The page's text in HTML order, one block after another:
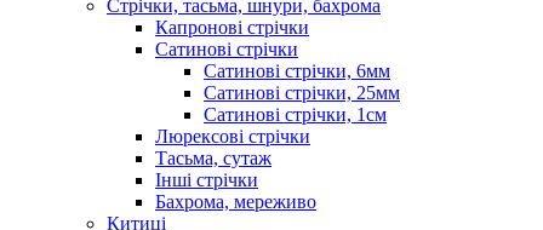
Стрічки, тасьма, шнури, бахрома
Капронові стрічки
Сатинові стрічки
Сатинові стрічки, 6мм
Сатинові стрічки, 25мм
Сатинові стрічки, 1см
Люрексові стрічки
Тасьма, сутаж
Інші стрічки
Бахрома, мереживо
Китиці